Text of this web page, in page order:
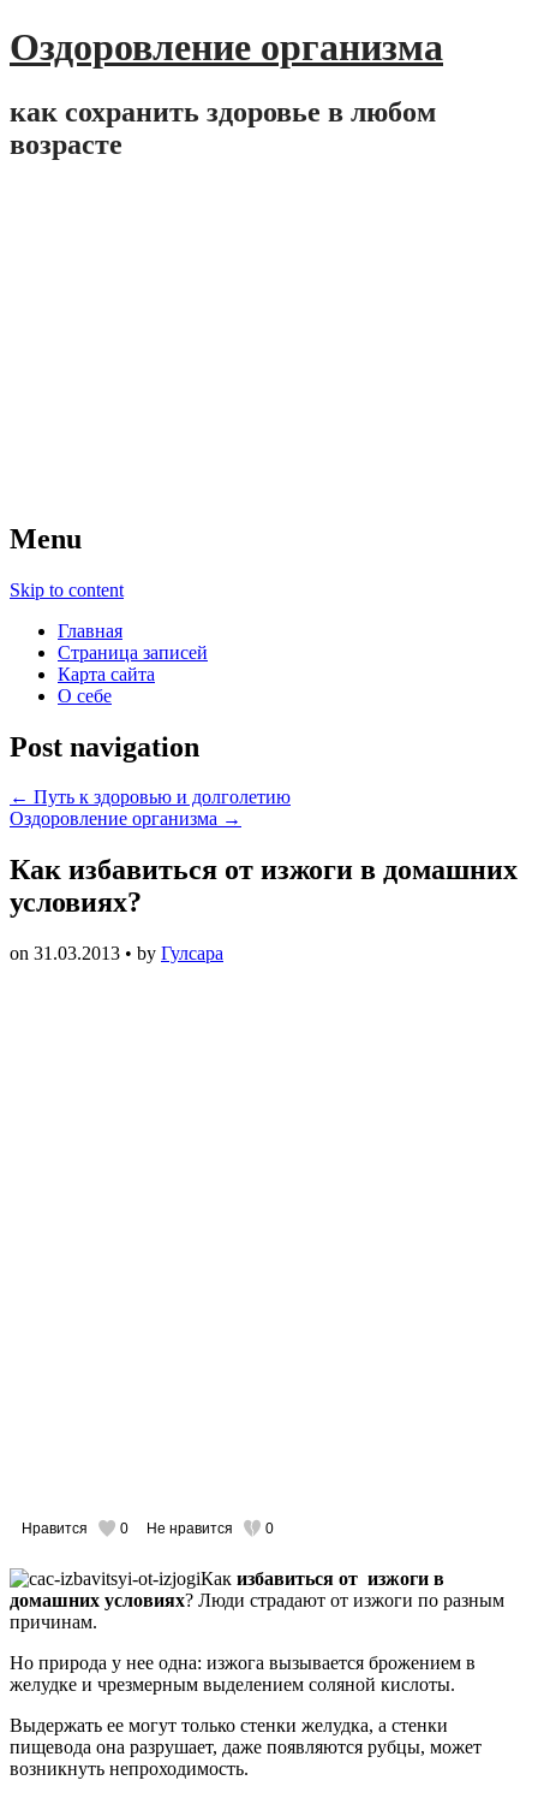
Оздоровление организма
как сохранить здоровье в любом
возрасте
Menu
Skip to content
Главная
Страница записей
Карта сайта
О себе
Post navigation
← Путь к здоровью и долголетию
Оздоровление организма →
Как избавиться от изжоги в домашних
условиях?
on 31.03.2013 • by Гулсара
Нравится 0 Не нравится 0
Как избавиться от изжоги в
домашних условиях? Люди страдают от изжоги по разным
причинам.
Но природа у нее одна: изжога вызывается брожением в
желудке и чрезмерным выделением соляной кислоты.
Выдержать ее могут только стенки желудка, а стенки
пищевода она разрушает, даже появляются рубцы, может
возникнуть непроходимость.